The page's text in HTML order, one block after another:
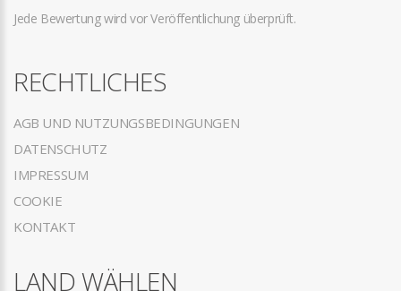
Jede Bewertung wird vor Veröffentlichung überprüft.
RECHTLICHES
AGB UND NUTZUNGSBEDINGUNGEN
DATENSCHUTZ
IMPRESSUM
COOKIE
KONTAKT
LAND WÄHLEN